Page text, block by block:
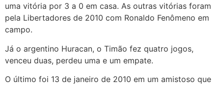
uma vitória por 3 a 0 em casa. As outras vitórias foram
pela Libertadores de 2010 com Ronaldo Fenômeno em
campo.
Já o argentino Huracan, o Timão fez quatro jogos,
venceu duas, perdeu uma e um empate.
O último foi 13 de janeiro de 2010 em um amistoso que